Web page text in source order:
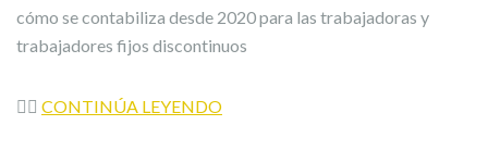
cómo se contabiliza desde 2020 para las trabajadoras y
trabajadores fijos discontinuos
👉🏼 CONTINÚA LEYENDO